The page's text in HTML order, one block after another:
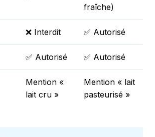
fraîche)
❌ Interdit ✅ Autorisé
✅ Autorisé ✅ Autorisé
Mention «
lait cru »
Mention « lait
pasteurisé »